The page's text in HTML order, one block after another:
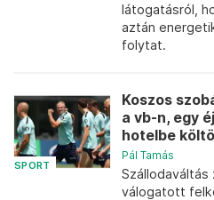
látogatásról,
aztán
folytat.
SPORT
Koszos
a vb-n, egy
hotelbe
Pál Tamás
Szállodaváltás
válogatott